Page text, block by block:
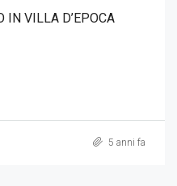
IN VILLA D’EPOCA
5 anni fa